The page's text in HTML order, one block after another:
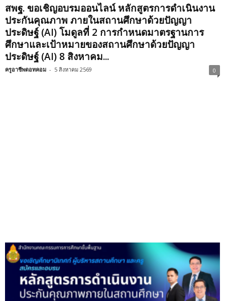
สพฐ. ขอเชิญอบรมออนไลน์ หลักสูตรการดำเนินงาน
ประกันคุณภาพ ภายในสถานศึกษาด้วยปัญญา
ประดิษฐ์ (AI) โมดูลที่ 2 การกำหนดมาตรฐานการ
ศึกษาและเป้าหมายของสถานศึกษาด้วยปัญญา
ประดิษฐ์ (AI) 8 สิงหาคม...
ครูอาชีพดอทคอม - 5 สิงหาคม 2569 0